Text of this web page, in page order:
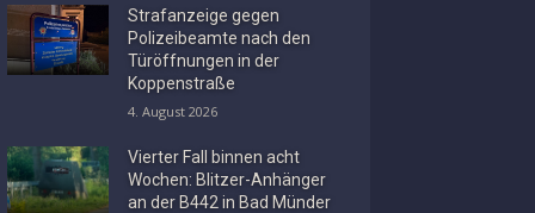
Strafanzeige gegen
Polizeibeamte nach den
Türöffnungen in der
Koppenstraße
4. August 2026
Vierter Fall binnen acht
Wochen: Blitzer-Anhänger
an der B442 in Bad Münder